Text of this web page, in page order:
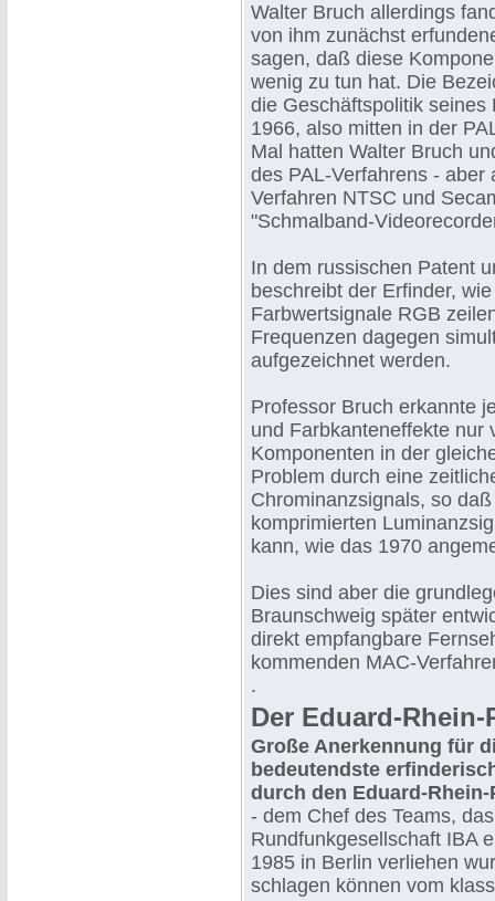
Walter Bruch allerdings
von ihm zunächst
sagen, daß diese
wenig zu tun hat. Die
die Geschäftspolitik seines
1966, also mitten in der
Mal hatten Walter Bruch
des PAL-Verfahrens -
Verfahren NTSC und
"Schmalband-
In dem russischen Patent
beschreibt der Erfinder,
Farbwertsignale RGB
Frequenzen dagegen
aufgezeichnet werden.
Professor Bruch erkannte
und Farbkanteneffekte nur
Komponenten in der
Problem durch eine
Chrominanzsignals, so
komprimierten
kann, wie das 1970
Dies sind aber die
Braunschweig später
direkt empfangbare
kommenden MAC-
.
Der Eduard-Rhein-
Große Anerkennung für
bedeutendste
durch den Eduard-Rhein-
- dem Chef des Teams,
Rundfunkgesellschaft IBA
1985 in Berlin verliehen
schlagen können vom